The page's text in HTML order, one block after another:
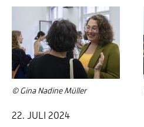
© Gina Nadine Müller
22. JULI 2024